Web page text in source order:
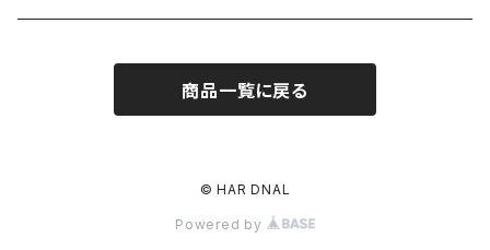
商品一覧に戻る
© HAR DNAL
Powered by